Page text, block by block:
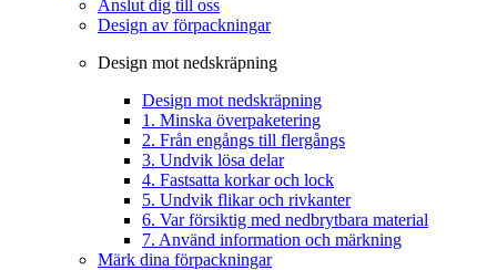
Anslut dig till oss
Design av förpackningar
Design mot nedskräpning
Design mot nedskräpning
1. Minska överpaketering
2. Från engångs till flergångs
3. Undvik lösa delar
4. Fastsatta korkar och lock
5. Undvik flikar och rivkanter
6. Var försiktig med nedbrytbara material
7. Använd information och märkning
Märk dina förpackningar